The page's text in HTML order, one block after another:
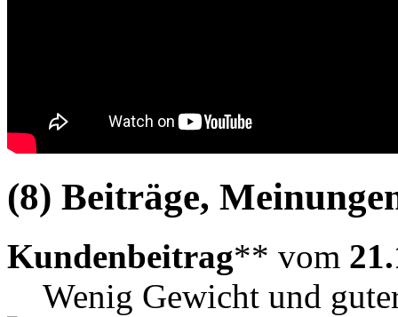
(8) Beiträge,
Kundenbeitrag** vom
Wenig Gewicht und